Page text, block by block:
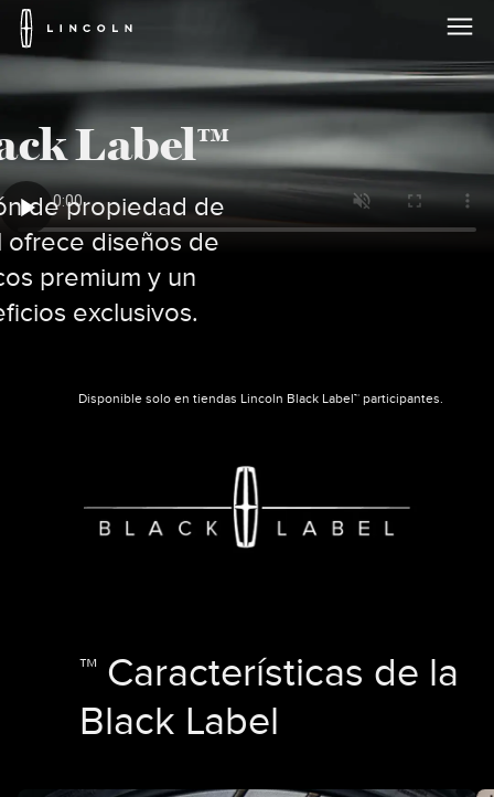
Saltar al contenido
Label™
de propiedad de
ofrece diseños de
premium y un
exclusivos.
Disponible solo en tiendas Lincoln Black Label™ participantes.
™ Características de la
Black Label